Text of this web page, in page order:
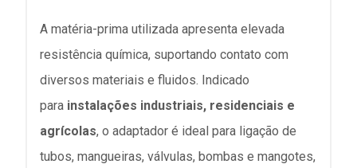
A matéria-prima utilizada apresenta elevada
resistência química, suportando contato com
diversos materiais e fluidos. Indicado
para instalações industriais, residenciais e
agrícolas, o adaptador é ideal para ligação de
tubos, mangueiras, válvulas, bombas e mangotes,